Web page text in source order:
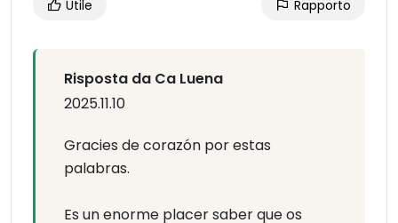
Utile Rapporto
Risposta da Ca Luena
2025.11.10
Gracies de corazón por estas
palabras.
Es un enorme placer saber que os